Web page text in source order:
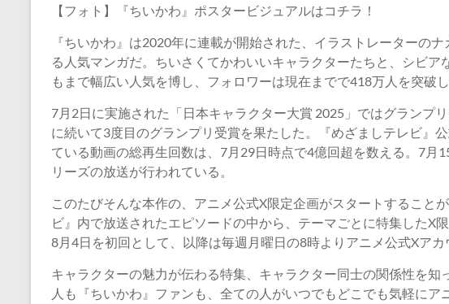
【フォト】『ちいかわ』ポスタービジュアルはコチラ！
『ちいかわ』は2020年に連載が開始された、イラストレーターの
る人気マンガだ。ちいさくてかわいいキャラクターたちと、シビア
もまで幅広い人気を博し、フォロワーは現在までで418万人を突破し
7月2日に実施された「日本キャラクター大賞 2025」ではグランプ
に続いて3度目のグランプリ受賞を果たした。『めざましテレビ』
ている動画の総再生回数は、7月29日時点で4億回超を数える。7月
リーズの放送が行われている。
このたびそんな本作の、アニメ公式X限定企画がスタートすること
ビ』内で放送されたエピソードの中から、テーマごとに特集したX
8月4日を初回として、以降は毎週月曜日の8時よりアニメ公式Xアカ
キャラクターの魅力が伝わる特集、キャラクター同士の関係性を知
人も『ちいかわ』ファンも、全ての人がいつでもどこでも気軽にア